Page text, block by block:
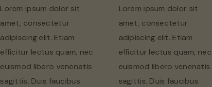
Lorem ipsum dolor sit
amet, consectetur
adipiscing elit. Etiam
efficitur lectus quam, nec
euismod libero venenatis
sagittis. Duis faucibus
Lorem ipsum dolor sit
amet, consectetur
adipiscing elit. Etiam
efficitur lectus quam, nec
euismod libero venenatis
sagittis. Duis faucibus